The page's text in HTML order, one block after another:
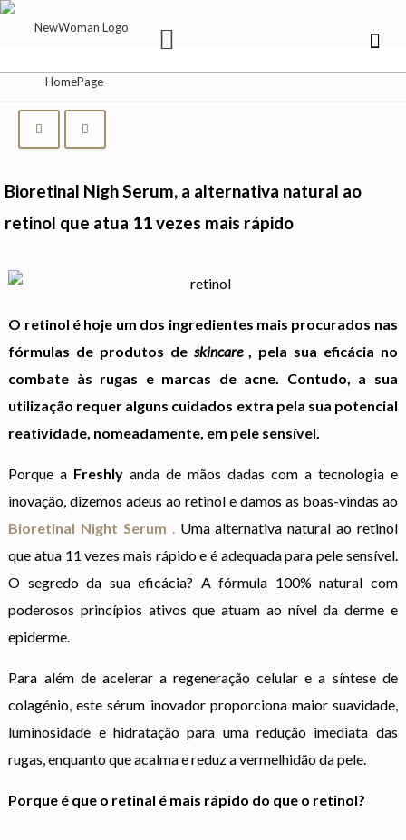
Bioretinal Nigh Serum, a alternativa natural ao
retinol que atua 11 vezes mais rápido
O retinol é hoje um dos ingredientes mais procurados nas
fórmulas de produtos de skincare, pela sua eficácia no
combate às rugas e marcas de acne. Contudo, a sua
utilização requer alguns cuidados extra pela sua potencial
reatividade, nomeadamente, em pele sensível.
Porque a Freshlyanda de mãos dadas com a tecnologia e
inovação, dizemos adeus ao retinol e damos as boas-vindas ao
Bioretinal Night Serum .Uma alternativa natural ao retinol
que atua 11 vezes mais rápido e é adequada para pele sensível.
O segredo da sua eficácia? A fórmula 100% natural com
poderosos princípios ativos que atuam ao nível da derme e
epiderme.
Para além de acelerar a regeneração celular e a síntese de
colagénio, este sérum inovador proporciona maior suavidade,
luminosidade e hidratação para uma redução imediata das
rugas, enquanto que acalma e reduz a vermelhidão da pele.
Porque é que o retinal é mais rápido do que o retinol?